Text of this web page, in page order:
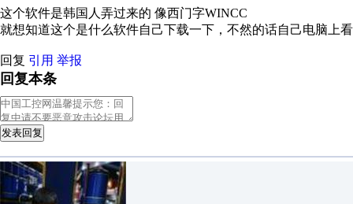
这个软件是韩国人弄过来的 像西门字WINCC
就想知道这个是什么软件自己下载一下，不然的话自己电脑上
回复 引用 举报
回复本条
发表回复